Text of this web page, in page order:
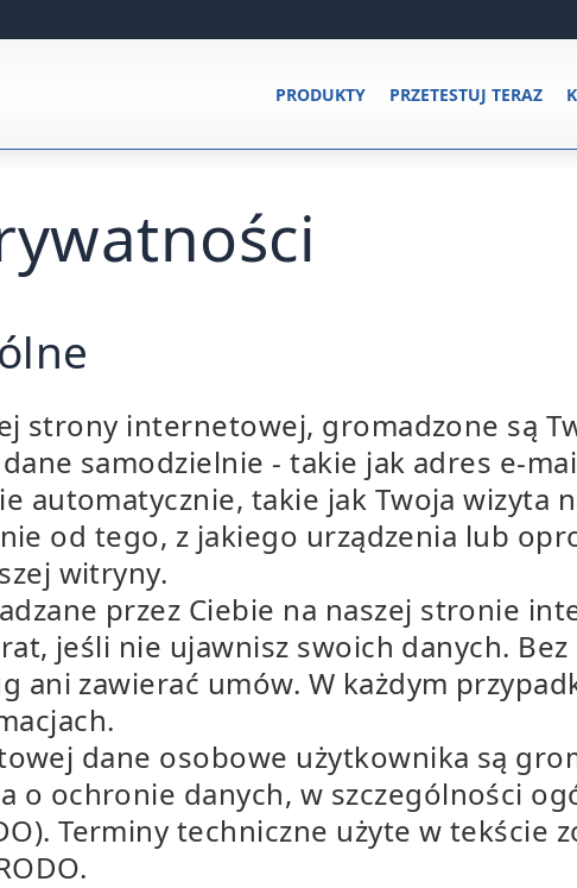
PRZETESTUJ TERAZ
PRODUKTY
strony internetowej, gromadzone są
samodzielnie - takie jak adres e-
automatycznie, takie jak Twoja wizyta
od tego, z jakiego urządzenia lub
witryny.
przez Ciebie na naszej stronie
jeśli nie ujawnisz swoich danych.
ani zawierać umów. W każdym
dane osobowe użytkownika są
o ochronie danych, w szczególności
Terminy techniczne użyte w tekście